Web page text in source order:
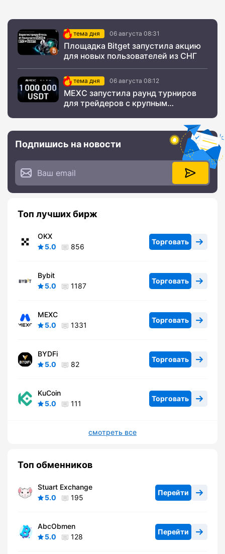
тема дня 06 августа 08:31
Площадка Bitget запустила акцию
для новых пользователей из СНГ
тема дня 06 августа 08:12
MEXC запустила раунд турниров
для трейдеров с крупным
Подпишись на новости
Топ лучших бирж
OKX
5.0
856
Торговать
Bybit
5.0
1187
Торговать
MEXC
5.0
1331
Торговать
BYDFi
5.0
82
Торговать
KuCoin
5.0
111
Торговать
смотреть все
Топ обменников
Stuart Exchange
5.0
195
Перейти
AbcObmen
5.0
128
Перейти